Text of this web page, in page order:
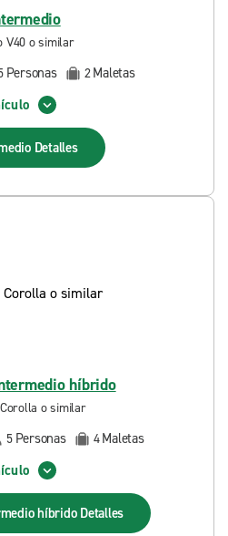
V40 o similar
Personas 2Maletas
Detalles
híbrido
o similar
5 Personas 4Maletas
híbrido Detalles